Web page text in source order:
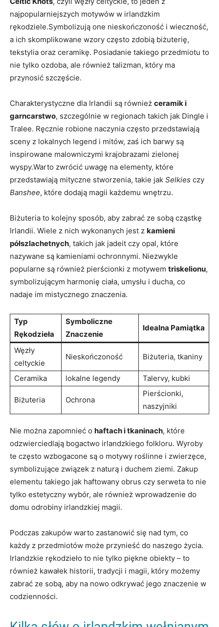
najpopularniejszych motywów w irlandzkim
rękodziele.Symbolizują one nieskończoność i wieczność,
a ich skomplikowane wzory często zdobią biżuterię,
tekstylia oraz ceramikę. Posiadanie takiego przedmiotu to
nie tylko ozdoba, ale również talizman, który ma
przynosić szczęście.
Charakterystyczne dla Irlandii są również ceramik i
garncarstwo, szczególnie w regionach takich jak Dingle i
Tralee. Ręcznie robione naczynia często przedstawiają
sceny z lokalnych legend i mitów, zaś ich barwy są
inspirowane malowniczymi krajobrazami zielonej
wyspy.Warto zwrócić uwagę na elementy, które
przedstawiają mityczne stworzenia, takie jak Selkies czy
Banshee, które dodają magii każdemu wnętrzu.
Biżuteria to kolejny sposób, aby zabrać ze sobą cząstkę
Irlandii. Wiele z nich wykonanych jest z kamieni
półszlachetnych, takich jak jadeit czy opal, które
nazywane są kamieniami ochronnymi. Niezwykle
popularne są również pierścionki z motywem triskelionu,
symbolizującym harmonię ciała, umysłu i ducha, co
nadaje im mistycznego znaczenia.
Typ
Rękodzieła
Symboliczne
Znaczenie
Idealna Pamiątka
Węzły
celtyckie
Nieskończoność Biżuteria, tkaniny
Ceramika lokalne legendy Talervy, kubki
Biżuteria Ochrona
Pierścionki,
naszyjniki
Nie można zapomnieć o haftach i tkaninach, które
odzwierciedlają bogactwo irlandzkiego folkloru. Wyroby
te często wzbogacone są o motywy roślinne i zwierzęce,
symbolizujące związek z naturą i duchem ziemi. Zakup
elementu takiego jak haftowany obrus czy serweta to nie
tylko estetyczny wybór, ale również wprowadzenie do
domu odrobiny irlandzkiej magii.
Podczas zakupów warto zastanowić się nad tym, co
każdy z przedmiotów może przynieść do naszego życia.
Irlandzkie rękodzieło to nie tylko piękne obiekty – to
również kawałek historii, tradycji i magii, który możemy
zabrać ze sobą, aby na nowo odkrywać jego znaczenie w
codzienności.